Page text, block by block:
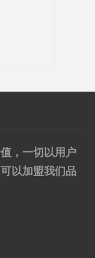
，一切以用户
以加盟我们品